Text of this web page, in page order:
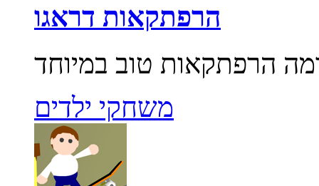
הרפתקאות דראגו
משחקי ילדים